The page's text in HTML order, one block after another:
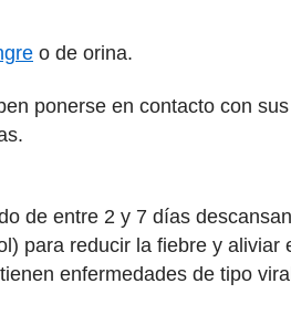
o de orina.
ponerse en contacto con
de entre 2 y 7 días
para reducir la fiebre y aliviar
enfermedades de tipo